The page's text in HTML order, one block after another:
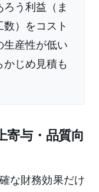
う利益（ま
）をコスト
生産性が低い
じめ見積も
寄与・品質向
な財務効果だけ